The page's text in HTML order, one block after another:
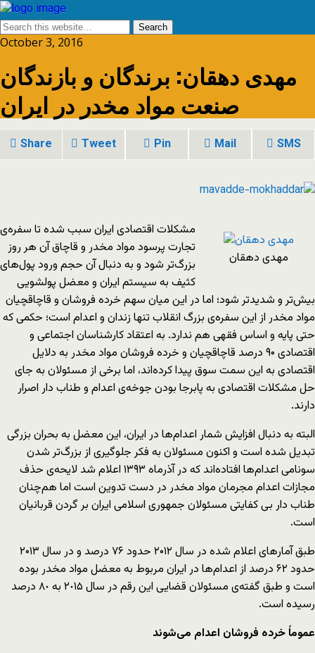
October 3, 2016
مهدی دهقان: برندگان و بازندگان
صنعت مواد مخدر در ایران
Share Tweet Pin Mail SMS
مهدی دهقان
مشکلات اقتصادی ایران سبب شده تا سفره‌ی
تجارت پرسود مواد مخدر و قاچاق آن هر روز
بزرگ‌تر شود و به دنبال آن حجم ورود پول‌های
کثیف به سیستم ایران و معضل پولشویی
بیش‌تر و شدیدتر شود؛ اما در این میان سهم خرده فروشان و قاچاقچیان
مواد مخدر از این سفره‌ی بزرگ انقلاب تنها زندان و اعدام است؛ حکمی که
حتی پایه و اساس فقهی هم ندارد. به اعتقاد کارشناسان اجتماعی و
اقتصادی ۹۰ درصد قاچاقچیان و خرده فروشان مواد مخدر به دلایل
اقتصادی به این سمت سوق پیدا کرده‌اند، اما برخی از مسئولان به جای
حل مشکلات اقتصادی به پابرجا بودن جوخه‌ی اعدام و طناب دار اصرار
دارند.
البته به دنبال افزایش شمار اعدام‌ها در ایران، این معضل به بحران بزرگی
تبدیل شده است و اکنون مسئولان به فکر جلوگیری از بزرگ‌تر شدن
سونامی اعدام‌ها افتاده‌اند که در آذرماه ١٣٩٣ اعلام شد لایحه‌ی حذف
مجازات اعدام مجرمان مواد مخدر در دست تدوین است اما هم‌چنان
طناب دار بی کفایتی مسئولان جمهوری اسلامی ایران بر گردن قربانیان
است.
طبق آمارهای اعلام شده در سال ۲۰۱۲ حدود ۷۶ درصد و در سال ۲۰۱۳
حدود ۶۲ درصد از اعدام‌ها در ایران مربوط به معضل مواد مخدر بوده
است و طبق گفته‌ی مسئولان قضایی این رقم در سال ٢٠١۵ به ٨٠ درصد
رسیده است.
عموماً خرده فروشان اعدام می‌شوند